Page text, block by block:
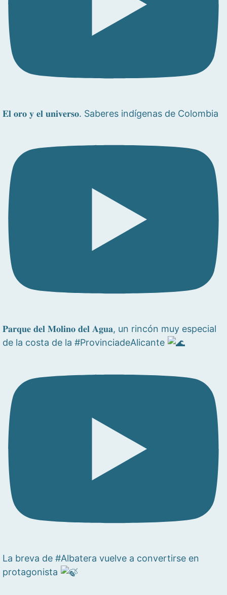
𝐄𝐥 𝐨𝐫𝐨 𝐲 𝐞𝐥 𝐮𝐧𝐢𝐯𝐞𝐫𝐬𝐨. Saberes indígenas de Colombia
𝐏𝐚𝐫𝐪𝐮𝐞 𝐝𝐞𝐥 𝐌𝐨𝐥𝐢𝐧𝐨 𝐝𝐞𝐥 𝐀𝐠𝐮𝐚, un rincón muy especial
de la costa de la #ProvinciadeAlicante
La breva de #Albatera vuelve a convertirse en
protagonista